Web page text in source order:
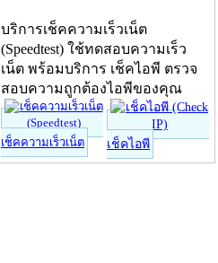
บริการเช็คความเร็วเน็ต
(Speedtest) ใช้ทดสอบความเร็ว
เน็ต พร้อมบริการ เช็คไอพี ตรวจ
สอบความถูกต้องไอพีของคุณ
เช็คความเร็วเน็ต เช็คไอพี